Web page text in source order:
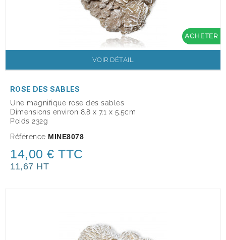
ACHETER
VOIR DÉTAIL
ROSE DES SABLES
Une magnifique rose des sables
Dimensions environ 8.8 x 7.1 x 5.5cm
Poids 232g
Référence MINE8078
14,00 € TTC
11,67 HT